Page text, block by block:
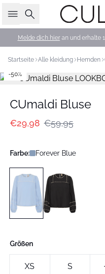
Suche
Melde dich hieran und erhalte
Startseite Alle kleidung Hemden
-50%
CUmaldi Bluse
€29,98 €59,95
Farbe: Forever Blue
Größen
XS S